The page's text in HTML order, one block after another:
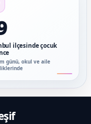
ilçesinde çocuk
günü, okul ve aile